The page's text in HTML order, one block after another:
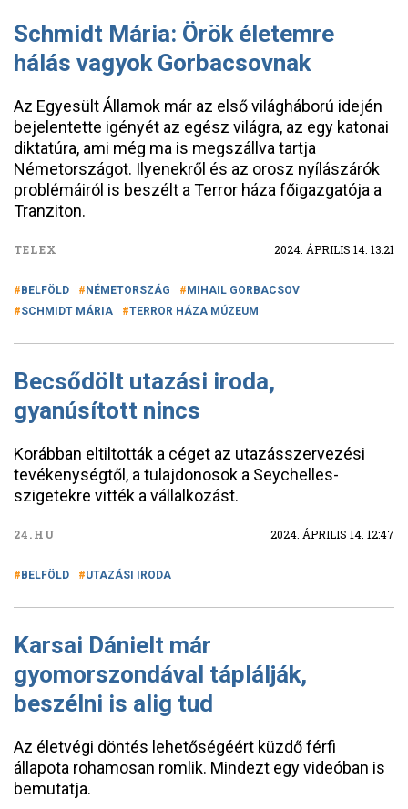
Schmidt Mária: Örök életemre
hálás vagyok Gorbacsovnak
Az Egyesült Államok már az első világháború idején
bejelentette igényét az egész világra, az egy katonai
diktatúra, ami még ma is megszállva tartja
Németországot. Ilyenekről és az orosz nyílászárók
problémáiról is beszélt a Terror háza főigazgatója a
Tranziton.
TELEX 2024. ÁPRILIS 14. 13:21
BELFÖLD NÉMETORSZÁG
MIHAIL GORBACSOV
SCHMIDT MÁRIA
TERROR HÁZA MÚZEUM
Becsődölt utazási iroda,
gyanúsított nincs
Korábban eltiltották a céget az utazásszervezési
tevékenységtől, a tulajdonosok a Seychelles-
szigetekre vitték a vállalkozást.
24.HU 2024. ÁPRILIS 14. 12:47
BELFÖLD UTAZÁSI IRODA
Karsai Dánielt már
gyomorszondával táplálják,
beszélni is alig tud
Az életvégi döntés lehetőségéért küzdő férfi
állapota rohamosan romlik. Mindezt egy videóban is
bemutatja.